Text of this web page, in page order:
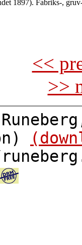
1897). Fabriks-,
<<
>>